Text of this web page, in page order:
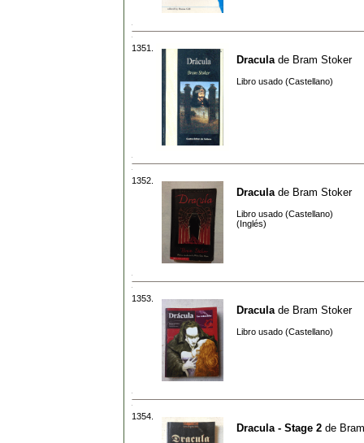
1351.
Dracula de Bram Stoker
Libro usado (Castellano)
1352.
Dracula de Bram Stoker
Libro usado (Castellano)
(Inglés)
1353.
Dracula de Bram Stoker
Libro usado (Castellano)
1354.
Dracula - Stage 2 de